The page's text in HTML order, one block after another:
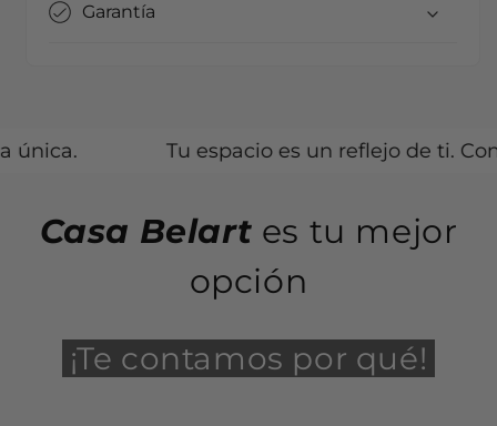
Garantía
Tu espacio es un reflejo de ti. Con
Casa Belart es tu mejor
opción
¡Te contamos por qué!